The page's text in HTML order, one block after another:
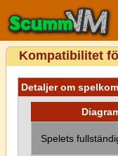
Kompatibilitet
Detaljer om
Spelets